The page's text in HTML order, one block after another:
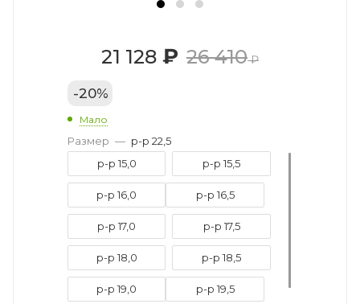
21 128 ₽ 26 410₽
-20%
Мало
Размер — р-р 22,5
р-р 15,0
р-р 15,5
р-р 16,0 р-р 16,5
р-р 17,0 р-р 17,5
р-р 18,0 р-р 18,5
р-р 19,0 р-р 19,5